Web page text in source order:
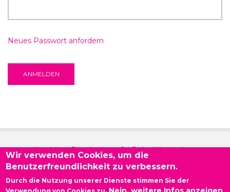
Neues Passwort anfordern
Newsletter - Demokratie vor Ort Baden-Württemberg
Impressum
Wir verwenden Cookies, um die
Benutzerfreundlichkeit zu verbessern.
Durch die Nutzung unserer Dienste stimmen Sie der